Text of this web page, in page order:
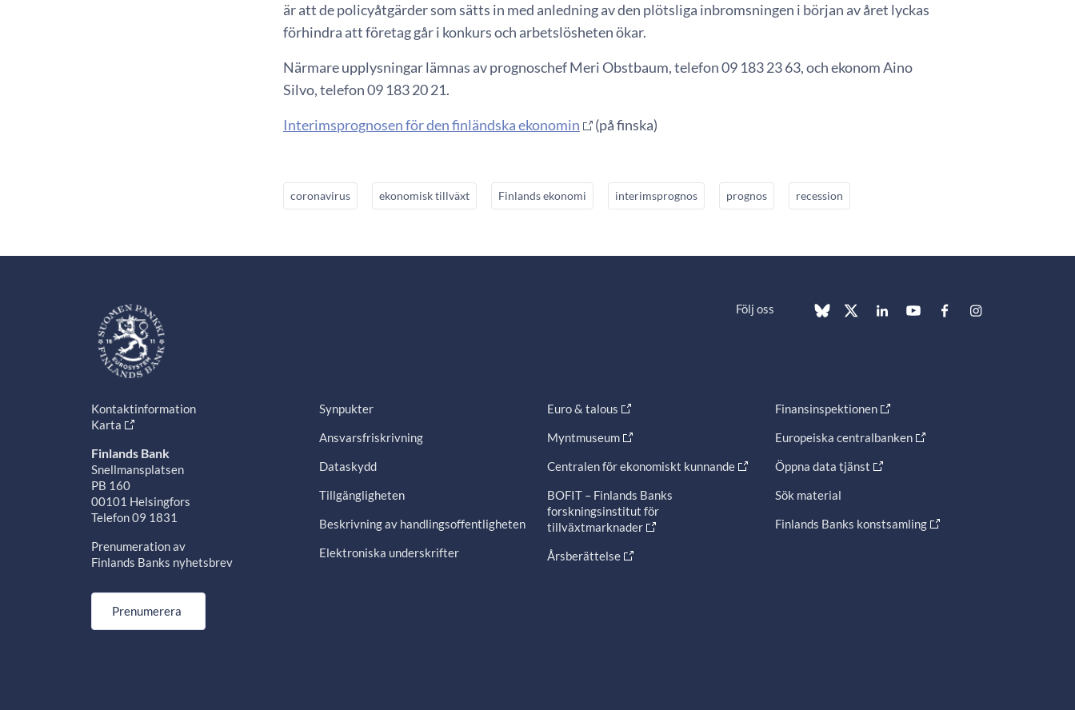
är att de policyåtgärder som sätts in med anledning av den plötsliga inbromsningen i början av året lyckas
förhindra att företag går i konkurs och arbetslösheten ökar.
Närmare upplysningar lämnas av prognoschef Meri Obstbaum, telefon 09 183 23 63, och ekonom Aino
Silvo, telefon 09 183 20 21.
Interimsprognosen för den finländska ekonomin
(på finska)
coronavirus ekonomisk tillväxt Finlands ekonomi interimsprognos prognos recession
Följ oss
Kontaktinformation
Karta
Finlands Bank
Snellmansplatsen
PB 160
00101 Helsingfors
Telefon 09 1831
Prenumeration av
Finlands Banks nyhetsbrev
Prenumerera
Synpukter
Ansvarsfriskrivning
Dataskydd
Tillgängligheten
Beskrivning av handlingsoffentligheten
Elektroniska underskrifter
Euro & talous
Myntmuseum
Centralen för ekonomiskt kunnande
BOFIT – Finlands Banks
forskningsinstitut för
tillväxtmarknader
Årsberättelse
Finansinspektionen
Europeiska centralbanken
Öppna data tjänst
Sök material
Finlands Banks konstsamling